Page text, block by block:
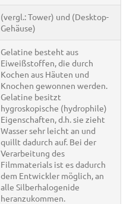
(vergl.: Tower) und (Desktop-
Gehäuse)
Gelatine besteht aus
Eiweißstoffen, die durch
Kochen aus Häuten und
Knochen gewonnen werden.
Gelatine besitzt
hygroskopische (hydrophile)
Eigenschaften, d.h. sie zieht
Wasser sehr leicht an und
quillt dadurch auf. Bei der
Verarbeitung des
Filmmaterials ist es dadurch
dem Entwickler möglich, an
alle Silberhalogenide
heranzukommen.